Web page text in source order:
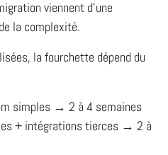
viennent d'une
la complexité.
la fourchette dépend du
simples → 2 à 4 semaines
+ intégrations tierces → 2 à